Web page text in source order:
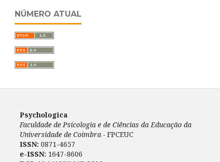
NÚMERO ATUAL
Psychologica
Faculdade de Psicologia e de Ciências da Educação da
Universidade de Coimbra - FPCEUC
ISSN: 0871-4657
e-ISSN: 1647-8606